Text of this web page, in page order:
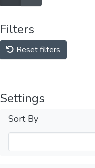
Filters
Reset filters
Settings
Sort By